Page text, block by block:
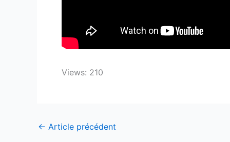
Views: 210
← Article précédent